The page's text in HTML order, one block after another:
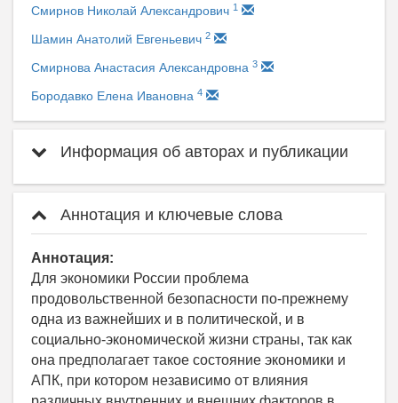
Смирнов Николай Александрович 1
Шамин Анатолий Евгеньевич 2
Смирнова Анастасия Александровна 3
Бородавко Елена Ивановна 4
Информация об авторах и публикации
Аннотация и ключевые слова
Аннотация:
Для экономики России проблема
продовольственной безопасности по-прежнему
одна из важнейших и в политической, и в
социально-экономической жизни страны, так как
она предполагает такое состояние экономики и
АПК, при котором независимо от влияния